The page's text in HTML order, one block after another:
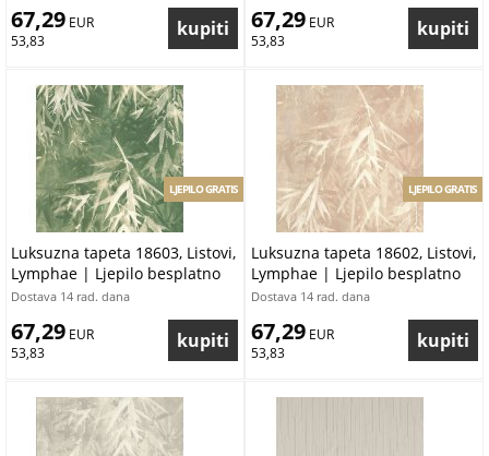
67,29 EUR
53,83
67,29 EUR
53,83
Luksuzna tapeta 18603, Listovi,
Lymphae | Ljepilo besplatno
LJEPILO GRATIS
Dostava 14 rad. dana
67,29 EUR
53,83
Luksuzna tapeta 18602, Listovi,
Lymphae | Ljepilo besplatno
LJEPILO GRATIS
Dostava 14 rad. dana
67,29 EUR
53,83